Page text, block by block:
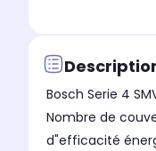
Bosch Serie 4
Nombre de
d"efficacité